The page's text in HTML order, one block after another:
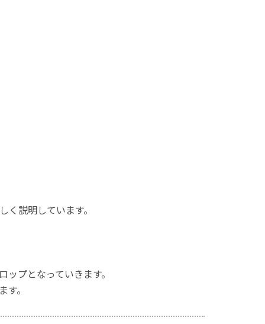
説明しています。
プとなっていきます。
。